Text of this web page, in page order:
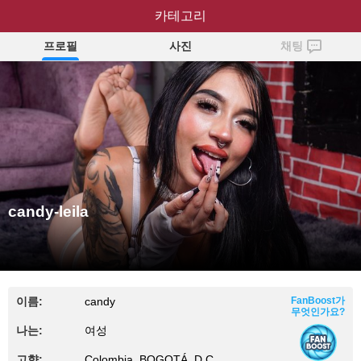
candy-leila
프로필 사진 채팅
candy-leila
이름: candy
나는: 여성
FanBoost가
무엇인가요?
카테고리